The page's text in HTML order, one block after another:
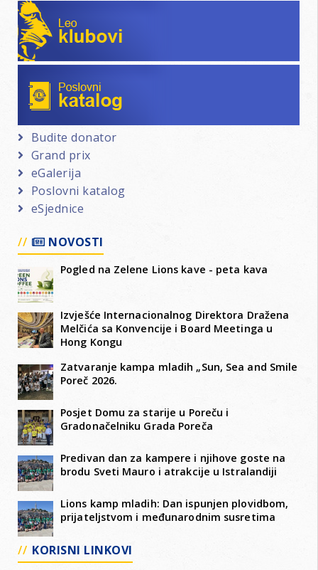
Leo klubovi
Budite donator
Grand prix
eGalerija
Poslovni katalog
eSjednice
NOVOSTI
Pogled na Zelene Lions kave - peta kava
Izvješće Internacionalnog Direktora Dražena
Melčića sa Konvencije i Board Meetinga u
Hong Kongu
Zatvaranje kampa mladih „Sun, Sea and Smile
Poreč 2026.
Posjet Domu za starije u Poreču i
Gradonačelniku Grada Poreča
Predivan dan za kampere i njihove goste na
brodu Sveti Mauro i atrakcije u Istralandiji
Lions kamp mladih: Dan ispunjen plovidbom,
prijateljstvom i međunarodnim susretima
KORISNI LINKOVI